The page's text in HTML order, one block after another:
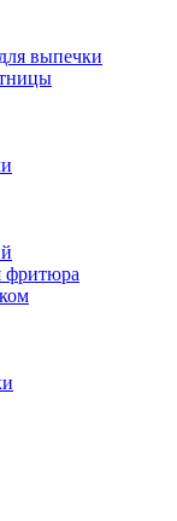
выпечки
фритюра